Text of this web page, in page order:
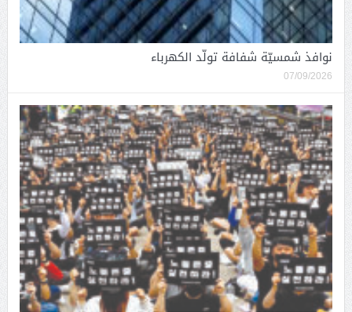
نوافذ شمسيّة شفافة تولّد الكهرباء
07/09/2026